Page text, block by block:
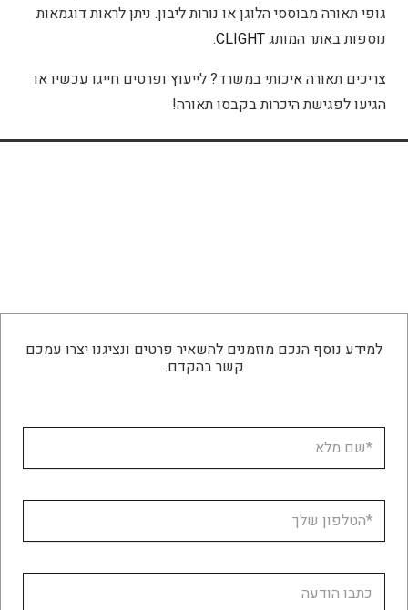
גופי תאורה מבוססי הלוגן או נורות ליבון. ניתן לראות דוגמאות
נוספות באתר המותג
.
צריכים תאורה איכותי במשרד? לייעוץ ופרטים חייגו עכשיו או
הגיעו לפגישת היכרות בקבסו תאורה!
למידע נוסף הנכם מוזמנים להשאיר פרטים ונציגנו יצרו עמכם
קשר בהקדם.